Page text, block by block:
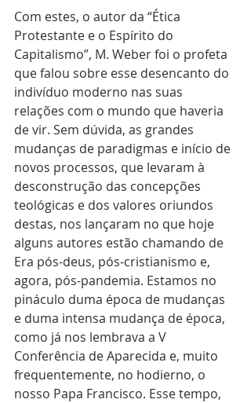
Com estes, o autor da “Ética
Protestante e o Espírito do
Capitalismo”, M. Weber foi o profeta
que falou sobre esse desencanto do
indivíduo moderno nas suas
relações com o mundo que haveria
de vir. Sem dúvida, as grandes
mudanças de paradigmas e início de
novos processos, que levaram à
desconstrução das concepções
teológicas e dos valores oriundos
destas, nos lançaram no que hoje
alguns autores estão chamando de
Era pós-deus, pós-cristianismo e,
agora, pós-pandemia. Estamos no
pináculo duma época de mudanças
e duma intensa mudança de época,
como já nos lembrava a V
Conferência de Aparecida e, muito
frequentemente, no hodierno, o
nosso Papa Francisco. Esse tempo,